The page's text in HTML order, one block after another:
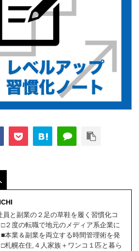
員と副業の２足の草鞋を履く習慣化コ
２度の転職で地元のメディア系企業に
本業＆副業を両立する時間管理術を発
札幌在住,４人家族＋ワンコ１匹と暮ら